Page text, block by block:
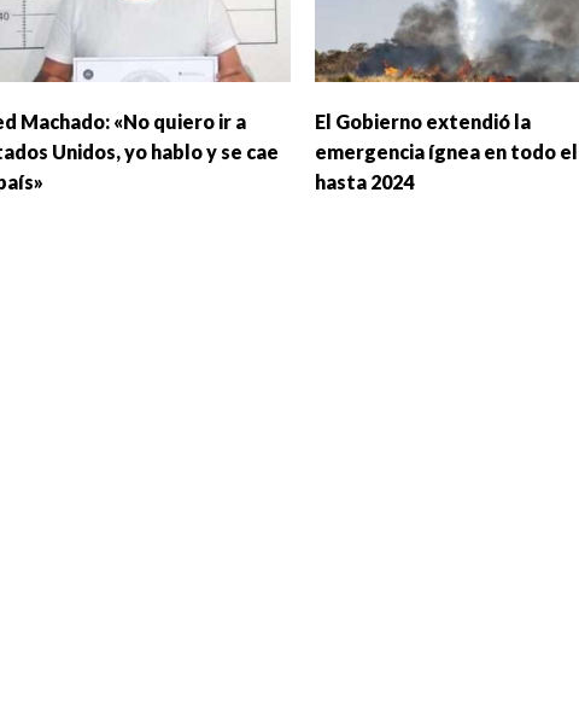
Machado: «No quiero ir a
Unidos, yo hablo y se cae
El Gobierno extendió la
emergencia ígnea en todo
hasta 2024